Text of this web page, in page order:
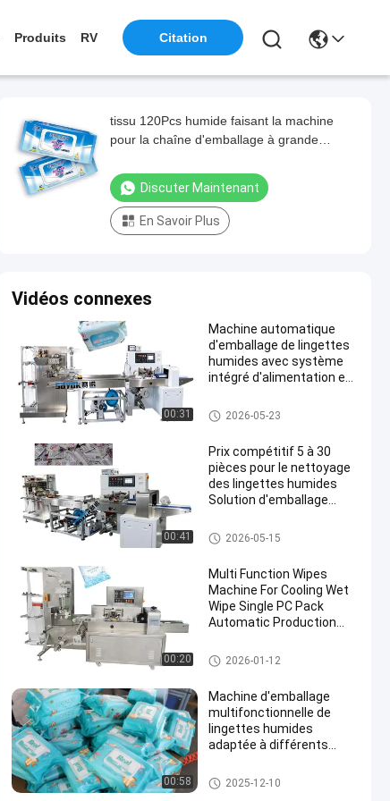
Produits RV Citation
tissu 120Pcs humide faisant la machine
pour la chaîne d'emballage à grande
Discuter Maintenant
En Savoir Plus
Vidéos connexes
00:31
Machine automatique
d'emballage de lingettes
humides avec système
intégré d'alimentation et
fonctionnement simplifié
Machine à emballer humide de
chiffons
2026-05-23
00:41
Prix compétitif 5 à 30
pièces pour le nettoyage
des lingettes humides
Solution d'emballage
découpe automatique
Machine à emballer humide de
chiffons
2026-05-15
00:20
Multi Function Wipes
Machine For Cooling Wet
Wipe Single PC Pack
Automatic Production
Machine à emballer humide de
chiffons
2026-01-12
00:58
Machine d'emballage
multifonctionnelle de
lingettes humides
adaptée à différents
d'emballage assurant
une grande flexibilité
Machine à emballer humide de
chiffons
2025-12-10